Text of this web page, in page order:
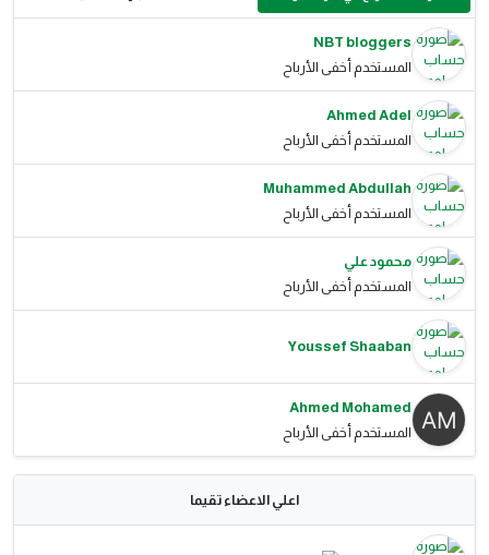
NBT bloggers
المستخدم أخفى الأرباح
Ahmed Adel
المستخدم أخفى الأرباح
Muhammed Abdullah
المستخدم أخفى الأرباح
محمود علي
المستخدم أخفى الأرباح
Youssef Shaaban
Ahmed Mohamed
المستخدم أخفى الأرباح
اعلي الاعضاء تقيما